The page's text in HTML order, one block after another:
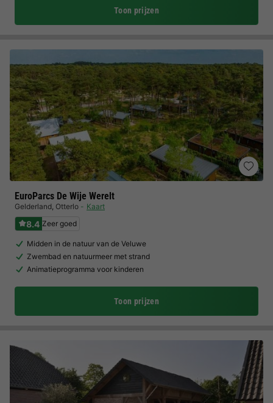
Toon prijzen
EuroParcs De Wije Werelt
Gelderland, Otterlo Kaart
8.4 Zeer goed
Midden in de natuur van de Veluwe
Zwembad en natuurmeer met strand
Animatieprogramma voor kinderen
Toon prijzen